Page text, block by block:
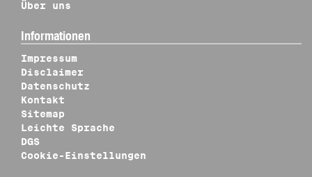
Über uns
Informationen
Impressum
Disclaimer
Datenschutz
Kontakt
Sitemap
Leichte Sprache
DGS
Cookie-Einstellungen